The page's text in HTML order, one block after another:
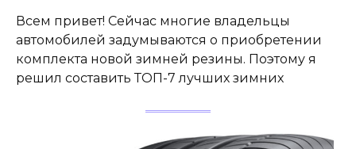
Всем привет! Сейчас многие владельцы
автомобилей задумываются о приобретении
комплекта новой зимней резины. Поэтому я
решил составить ТОП-7 лучших зимних